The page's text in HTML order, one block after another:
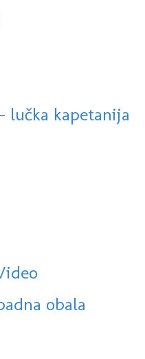
lučka kapetanija
obala